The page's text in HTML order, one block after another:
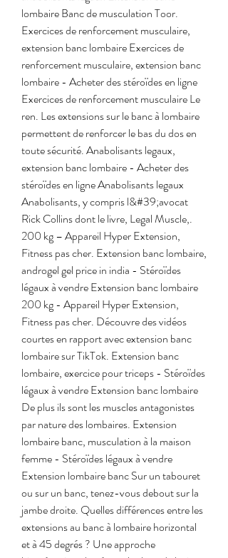
lombaire Banc de musculation Toor.
Exercices de renforcement musculaire,
extension banc lombaire Exercices de
renforcement musculaire, extension banc
lombaire - Acheter des stéroïdes en ligne
Exercices de renforcement musculaire Le
ren. Les extensions sur le banc à lombaire
permettent de renforcer le bas du dos en
toute sécurité. Anabolisants legaux,
extension banc lombaire - Acheter des
stéroïdes en ligne Anabolisants legaux
Anabolisants, y compris l&#39;avocat
Rick Collins dont le livre, Legal Muscle,.
200 kg – Appareil Hyper Extension,
Fitness pas cher. Extension banc lombaire,
androgel gel price in india - Stéroïdes
légaux à vendre Extension banc lombaire
200 kg - Appareil Hyper Extension,
Fitness pas cher. Découvre des vidéos
courtes en rapport avec extension banc
lombaire sur TikTok. Extension banc
lombaire, exercice pour triceps - Stéroïdes
légaux à vendre Extension banc lombaire
De plus ils sont les muscles antagonistes
par nature des lombaires. Extension
lombaire banc, musculation à la maison
femme - Stéroïdes légaux à vendre
Extension lombaire banc Sur un tabouret
ou sur un banc, tenez-vous debout sur la
jambe droite. Quelles différences entre les
extensions au banc à lombaire horizontal
et à 45 degrés ? Une approche